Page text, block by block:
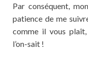
Par conséquent,
patience de me
comme il vous plaît,
l’on-sait !